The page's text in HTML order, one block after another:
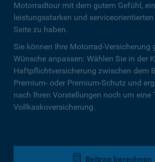
Motorradtour mit dem gutem Gefühl,
leistungsstarken und
Seite zu haben.
Sie können Ihre Motorrad-Versicherung
Wünsche anpassen: Wählen Sie in der
Haftpflichtversicherung zwischen dem
Premium- oder Premium-Schutz und
nach Ihren Vorstellungen noch um eine
Vollkaskoversicherung.
Beitrag berechnen